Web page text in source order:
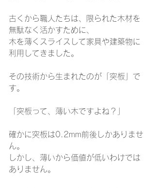
古くから職人たちは、限られた木材を
無駄なく活かすために、
木を薄くスライスして家具や建築物に
利用してきました。
その技術から生まれたのが「突板」で
す。
「突板って、薄い木ですよね？」
確かに突板は0.2mm前後しかありませ
ん。
しかし、薄いから価値が低いわけでは
ありません。